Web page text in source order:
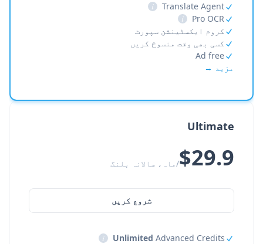
Translate Agent
i
Pro OCR
i
کروم ایکسٹینشن سپورٹ
کسی بھی وقت منسوخ کریں
Ad free
مزید →
Ultimate
$29.9/ماہ، سالانہ بلنگ
شروع کریں
Unlimited Advanced Credits
i